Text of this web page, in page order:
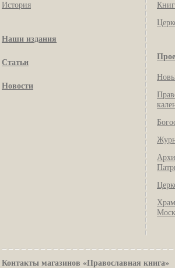
История
Наши издания
Статьи
Новости
Контакты магазинов «Православная книга»